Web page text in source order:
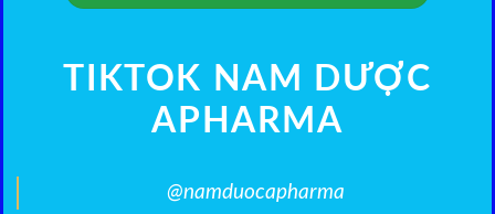
TIKTOK NAM DƯỢC
APHARMA
@namduocapharma